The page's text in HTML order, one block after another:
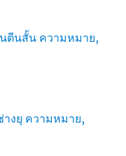
ตีนสั้น ความหมาย,
างยุ ความหมาย,